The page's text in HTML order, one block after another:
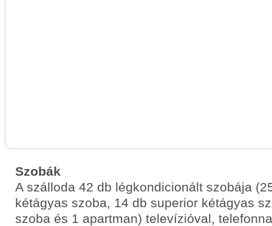
Szobák
A szálloda 42 db légkondicionált szobája
kétágyas szoba, 14 db superior kétágyas
szoba és 1 apartman) televízióval,